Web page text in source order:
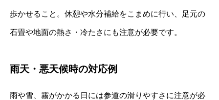
歩かせること。休憩や水分補給をこまめに行い、足元の
石畳や地面の熱さ・冷たさにも注意が必要です。
雨天・悪天候時の対応例
雨や雪、霧がかかる日には参道の滑りやすさに注意が必